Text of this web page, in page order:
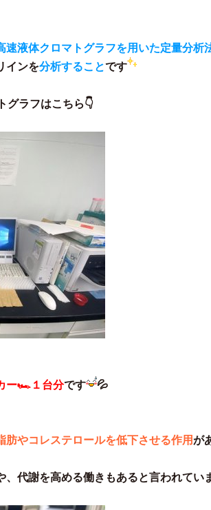
速液体クロマトグラフを用いた定量分析
インを分析することです
グラフはこちら👇
ー🏎 １台分です 💦
肪やコレステロールを低下させる作用が
、代謝を高める働きもあると言われてい